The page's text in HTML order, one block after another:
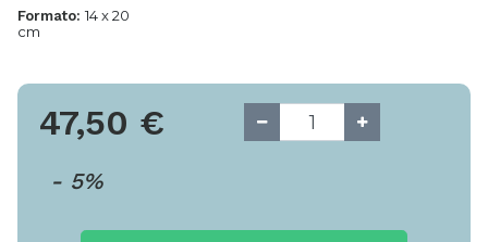
Formato: 14 x 20
cm
47,50 €
- 5%